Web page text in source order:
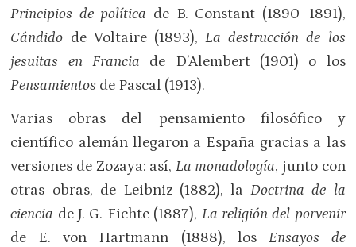
Principios de política de B. Constant (1890–1891),
Cándido de Voltaire (1893),La destrucción de los
jesuitas en Francia de D’Alembert (1901) o los
Pensamientos de Pascal (1913).
Varias obras del pensamiento filosófico y
científico alemán llegaron a España gracias a las
versiones de Zozaya: así, La monadología, junto con
otras obras, de Leibniz (1882), laDoctrina de la
ciencia de J. G. Fichte (1887), La religión del porvenir
de E. von Hartmann (1888), los Ensayos de